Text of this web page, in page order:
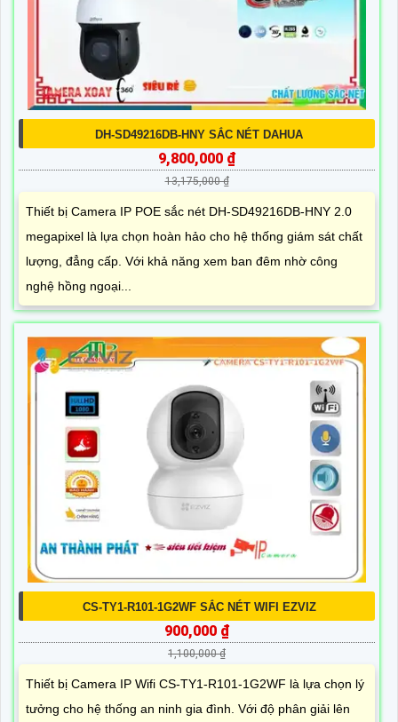
DH-SD49216DB-HNY SẮC NÉT DAHUA
9,800,000 ₫
13,175,000 ₫
Thiết bị Camera IP POE sắc nét DH-SD49216DB-HNY 2.0
megapixel là lựa chọn hoàn hảo cho hệ thống giám sát chất
lượng, đẳng cấp. Với khả năng xem ban đêm nhờ công
nghệ hồng ngoại...
CS-TY1-R101-1G2WF SẮC NÉT WIFI EZVIZ
900,000 ₫
1,100,000 ₫
Thiết bị Camera IP Wifi CS-TY1-R101-1G2WF là lựa chọn lý
tưởng cho hệ thống an ninh gia đình. Với độ phân giải lên